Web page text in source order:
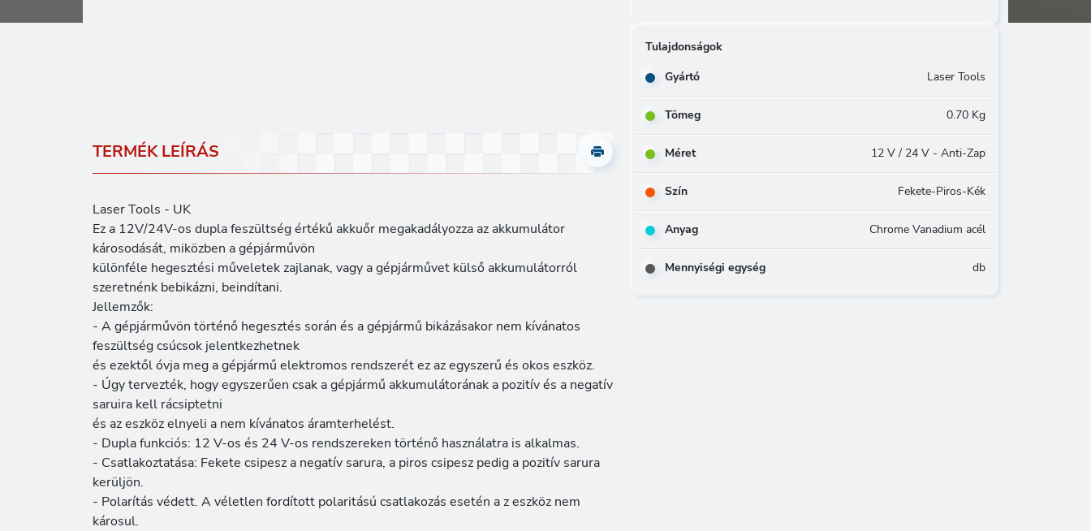
TERMÉK LEÍRÁS
Laser Tools - UK
Ez a 12V/24V-os dupla feszültség értékű akkuőr megakadályozza az akkumulátor
károsodását, miközben a gépjárművön
különféle hegesztési műveletek zajlanak, vagy a gépjárművet külső akkumulátorról
szeretnénk bebikázni, beindítani.
Jellemzők:
- A gépjárművön történő hegesztés során és a gépjármű bikázásakor nem kívánatos
feszültség csúcsok jelentkezhetnek
és ezektől óvja meg a gépjármű elektromos rendszerét ez az egyszerű és okos eszköz.
- Úgy tervezték, hogy egyszerűen csak a gépjármű akkumulátorának a pozitív és a negatív
saruira kell rácsiptetni
és az eszköz elnyeli a nem kívánatos áramterhelést.
- Dupla funkciós: 12 V-os és 24 V-os rendszereken történő használatra is alkalmas.
- Csatlakoztatása: Fekete csipesz a negatív sarura, a piros csipesz pedig a pozitív sarura
kerüljön.
- Polarítás védett. A véletlen fordított polaritású csatlakozás esetén a z eszköz nem
károsul.
Tulajdonságok
Gyártó
Laser Tools
Tömeg 0.70 Kg
Méret 12 V / 24 V - Anti-Zap
Szín Fekete-Piros-Kék
Anyag Chrome Vanadium acél
Mennyiségi egység db